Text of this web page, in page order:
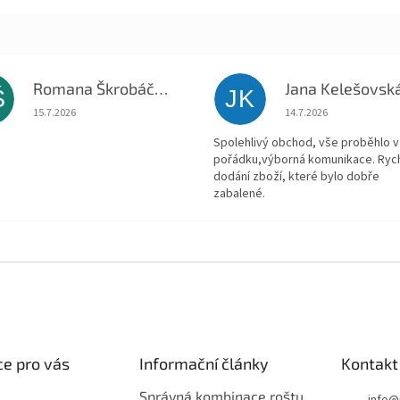
Romana Škrobáčková
Hodnocení obchodu je 5 z 5 hvězdiček.
15.7.2026
JK Jana
Hodnocení obchodu
14.7.2026
Spolehlivý obchod, vše proběhlo v
pořádku,výborná komunikace.
dodání zboží, které bylo dobře
zabalené.
pro vás Informační články
Správná kombinace roštu
Kontakt